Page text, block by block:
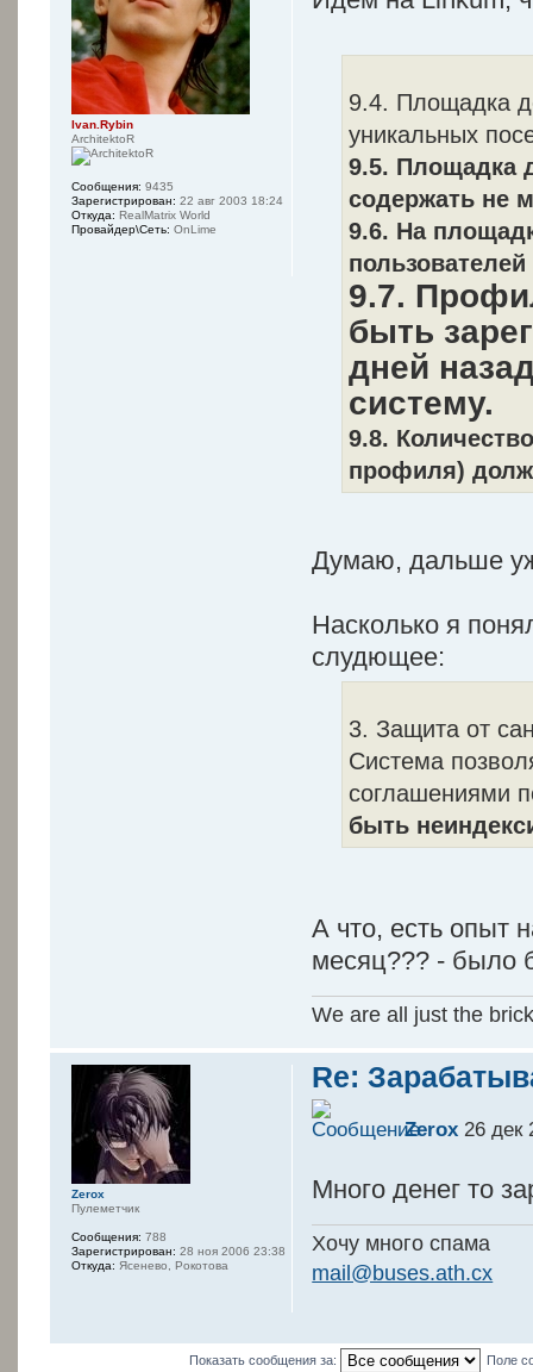
9.4. Площадка
уникальных
9.5. Площадка
содержать не
9.6. На
9.7.
быть
дней
систему.
9.8.
профиля)
Думаю, дальше
Насколько я
слудющее:
3. Защита от
Система
соглашениями
быть
А что, есть опыт
месяц??? - было
We are all just the
Ivan.Rybin
ArchitektoR
Сообщения: 9435
Зарегистрирован: 22 авг 2003 18:24
Откуда: RealMatrix World
Провайдер\Сеть: OnLime
Re:
Zerox 26 дек
Много денег то
Хочу много спама
mail@buses.ath.cx
Zerox
Пулеметчик
Сообщения: 788
Зарегистрирован: 28 ноя 2006 23:38
Откуда: Ясенево, Рокотова
Показать сообщения за: Поле